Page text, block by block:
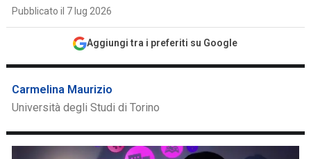
Pubblicato il 7 lug 2026
Aggiungi tra i preferiti su Google
Carmelina Maurizio
Università degli Studi di Torino